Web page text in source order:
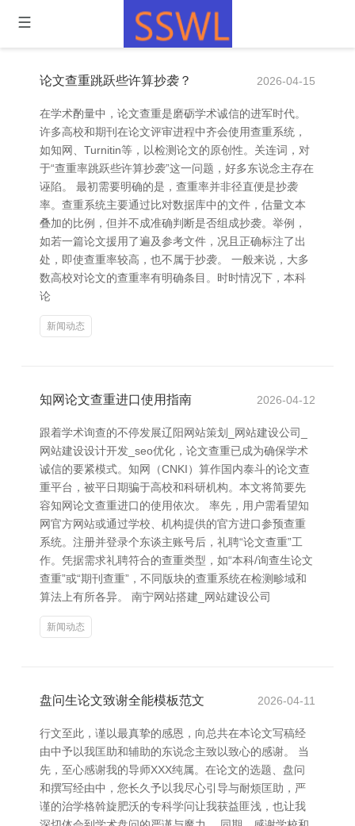
论文查重跳跃些许算抄袭？ 2026-04-15
在学术酌量中，论文查重是磨砺学术诚信的进军时代。
许多高校和期刊在论文评审进程中齐会使用查重系统，
如知网、Turnitin等，以检测论文的原创性。关连词，对
于“查重率跳跃些许算抄袭”这一问题，好多东说念主存在
诬陷。 最初需要明确的是，查重率并非径直便是抄袭
率。查重系统主要通过比对数据库中的文件，估量文本
叠加的比例，但并不成准确判断是否组成抄袭。举例，
如若一篇论文援用了遍及参考文件，况且正确标注了出
处，即使查重率较高，也不属于抄袭。 一般来说，大多
数高校对论文的查重率有明确条目。时时情况下，本科
论
新闻动态
知网论文查重进口使用指南 2026-04-12
跟着学术询查的不停发展辽阳网站策划_网站建设公司_
网站建设设计开发_seo优化，论文查重已成为确保学术
诚信的要紧模式。知网（CNKI）算作国内泰斗的论文查
重平台，被平日期骗于高校和科研机构。本文将简要先
容知网论文查重进口的使用依次。 率先，用户需看望知
网官方网站或通过学校、机构提供的官方进口参预查重
系统。注册并登录个东谈主账号后，礼聘“论文查重”工
作。凭据需求礼聘符合的查重类型，如“本科/询查生论文
查重”或“期刊查重”，不同版块的查重系统在检测畛域和
算法上有所各异。 南宁网站搭建_网站建设公司
新闻动态
盘问生论文致谢全能模板范文 2026-04-11
行文至此，谨以最真挚的感恩，向总共在本论文写稿经
由中予以我匡助和辅助的东说念主致以致心的感谢。 当
先，至心感谢我的导师XXX纯属。在论文的选题、盘问
和撰写经由中，您长久予以我尽心引导与耐烦匡助，严
谨的治学格斡旋肥沃的专科学问让我获益匪浅，也让我